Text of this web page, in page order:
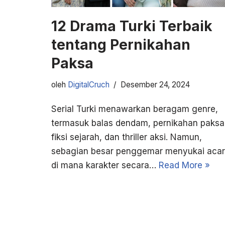
12 Drama Turki Terbaik
tentang Pernikahan
Paksa
oleh DigitalCruch Desember 24, 2024
Serial Turki menawarkan beragam genre,
termasuk balas dendam, pernikahan
fiksi sejarah, dan thriller aksi. Namun,
sebagian besar penggemar menyukai
di mana karakter secara… Read More »